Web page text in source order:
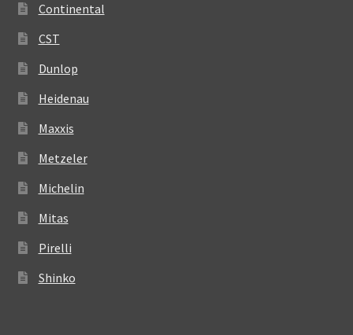
Continental
CST
Dunlop
Heidenau
Maxxis
Metzeler
Michelin
Mitas
Pirelli
Shinko